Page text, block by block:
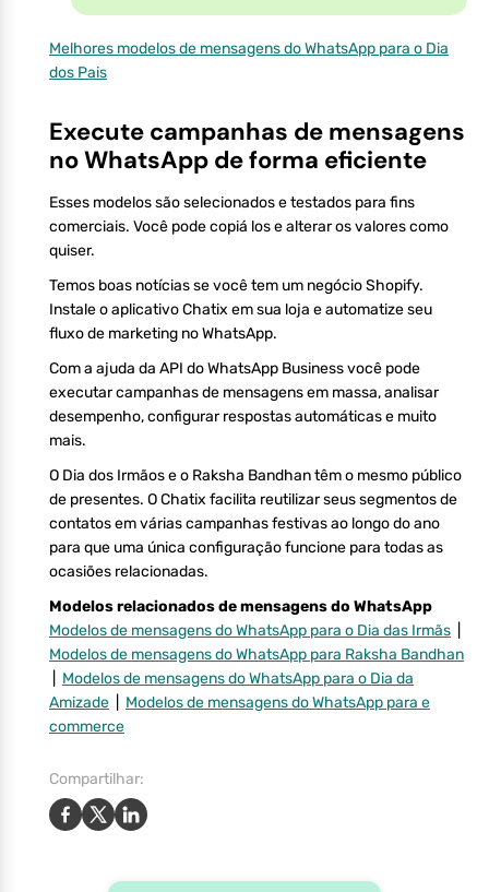
Melhores modelos de mensagens do WhatsApp para o Dia
dos Pais
Execute campanhas de mensagens
no WhatsApp de forma eficiente
Esses modelos são selecionados e testados para fins
comerciais. Você pode copiá los e alterar os valores como
quiser.
Temos boas notícias se você tem um negócio Shopify.
Instale o aplicativo Chatix em sua loja e automatize seu
fluxo de marketing no WhatsApp.
Com a ajuda da API do WhatsApp Business você pode
executar campanhas de mensagens em massa, analisar
desempenho, configurar respostas automáticas e muito
mais.
O Dia dos Irmãos e o Raksha Bandhan têm o mesmo público
de presentes. O Chatix facilita reutilizar seus segmentos de
contatos em várias campanhas festivas ao longo do ano
para que uma única configuração funcione para todas as
ocasiões relacionadas.
Modelos relacionados de mensagens do WhatsApp
Modelos de mensagens do WhatsApp para o Dia das Irmãs
Modelos de mensagens do WhatsApp para Raksha Bandhan
Modelos de mensagens do WhatsApp para o Dia da
Amizade
Modelos de mensagens do WhatsApp para e
commerce
Compartilhar: